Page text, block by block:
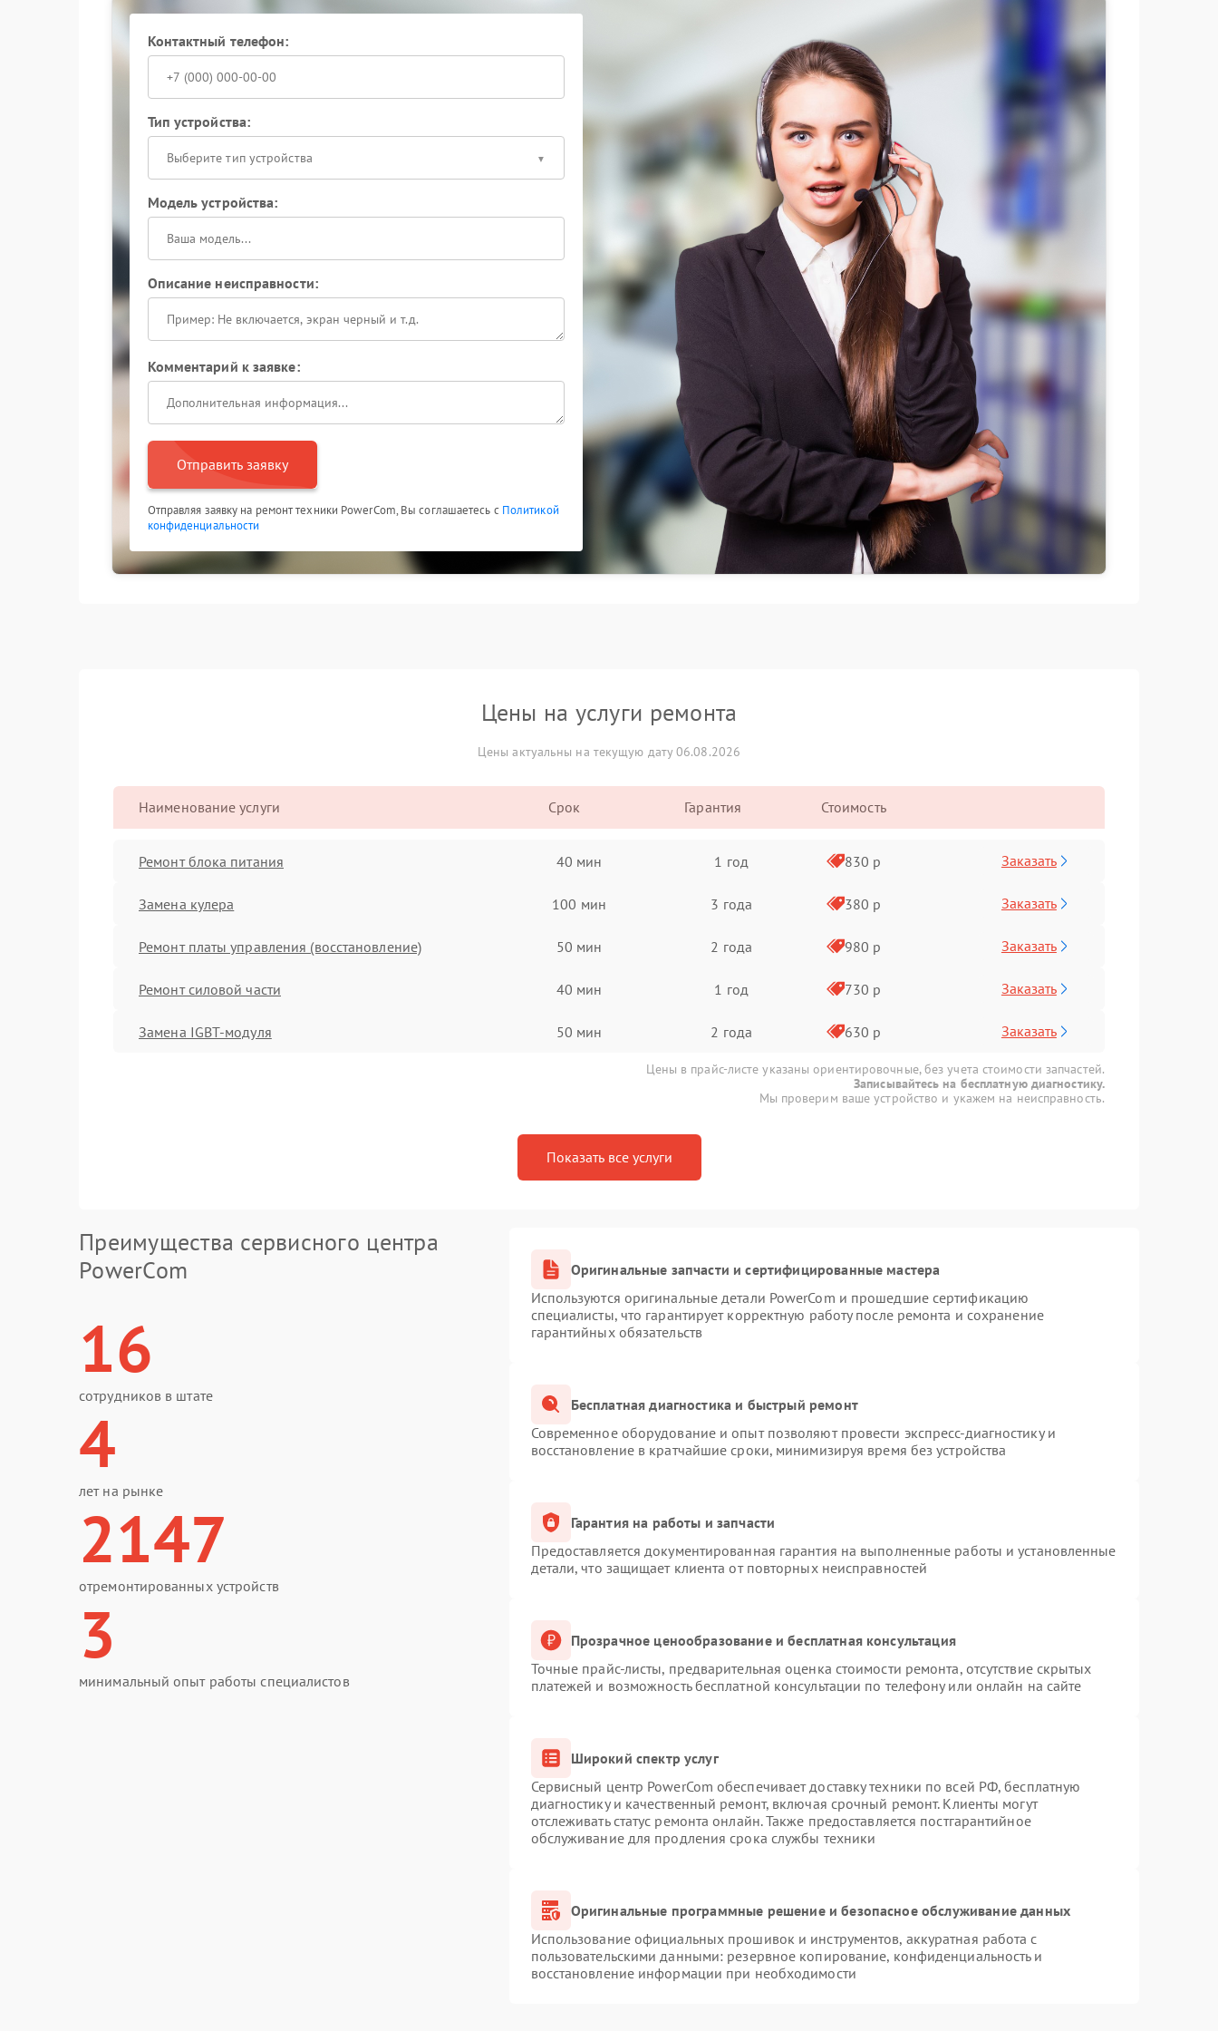
Ремонт в сервисном центре
Если самостоятельные действия не помогли вернуть ИБП Powercom к нормальной работе,
обратитесь в сервисный центр Powercom. Специалисты сервиса Powercom проведут диагностику,
определят причину сбоя и выполнят необходимый ремонт. Они проверят ключевые компоненты:
блок питания, платы, реле переключения — и восстановят корректное взаимодействие режимов
работы.
Надежная работа техники начинается с исправного ИБП. Не оставляйте проблему без внимания —
доверьте ремонт Powercom профессионалам и обеспечьте стабильную защиту оборудования!
Контактный телефон:
Тип устройства:
Выберите тип устройства
Модель устройства:
Описание неисправности:
Комментарий к заявке:
Отправить заявку
Отправляя заявку на ремонт техники PowerCom, Вы соглашаетесь с Политикой
конфиденциальности
Цены на услуги ремонта
Цены актуальны на текущую дату 06.08.2026
Наименование услуги Срок Гарантия Стоимость
Ремонт блока питания 40 мин 1 год 830 р Заказать
Замена кулера 100 мин 3 года 380 р Заказать
Ремонт платы управления (восстановление) 50 мин 2 года 980 р Заказать
Ремонт силовой части 40 мин 1 год 730 р Заказать
Замена IGBT-модуля 50 мин 2 года 630 р Заказать
Цены в прайс-листе указаны ориентировочные, без учета стоимости запчастей.
Записывайтесь на бесплатную диагностику.
Мы проверим ваше устройство и укажем на неисправность.
Показать все услуги
Преимущества сервисного центра
PowerCom
16
сотрудников в штате
4
лет на рынке
2147
отремонтированных устройств
3
минимальный опыт работы специалистов
Оригинальные запчасти и сертифицированные мастера
Используются оригинальные детали PowerCom и прошедшие сертификацию
специалисты, что гарантирует корректную работу после ремонта и сохранение
гарантийных обязательств
Бесплатная диагностика и быстрый ремонт
Современное оборудование и опыт позволяют провести экспресс-диагностику и
восстановление в кратчайшие сроки, минимизируя время без устройства
Гарантия на работы и запчасти
Предоставляется документированная гарантия на выполненные работы и установленные
детали, что защищает клиента от повторных неисправностей
Прозрачное ценообразование и бесплатная консультация
Точные прайс-листы, предварительная оценка стоимости ремонта, отсутствие скрытых
платежей и возможность бесплатной консультации по телефону или онлайн на сайте
Широкий спектр услуг
Сервисный центр PowerCom обеспечивает доставку техники по всей РФ, бесплатную
диагностику и качественный ремонт, включая срочный ремонт. Клиенты могут
отслеживать статус ремонта онлайн. Также предоставляется постгарантийное
обслуживание для продления срока службы техники
Оригинальные программные решение и безопасное обслуживание данных
Использование официальных прошивок и инструментов, аккуратная работа с
пользовательскими данными: резервное копирование, конфиденциальность и
восстановление информации при необходимости